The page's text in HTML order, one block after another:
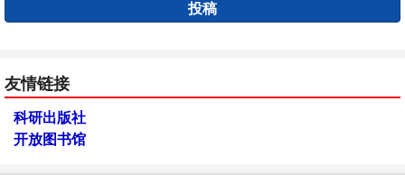
投稿
友情链接
科研出版社
开放图书馆